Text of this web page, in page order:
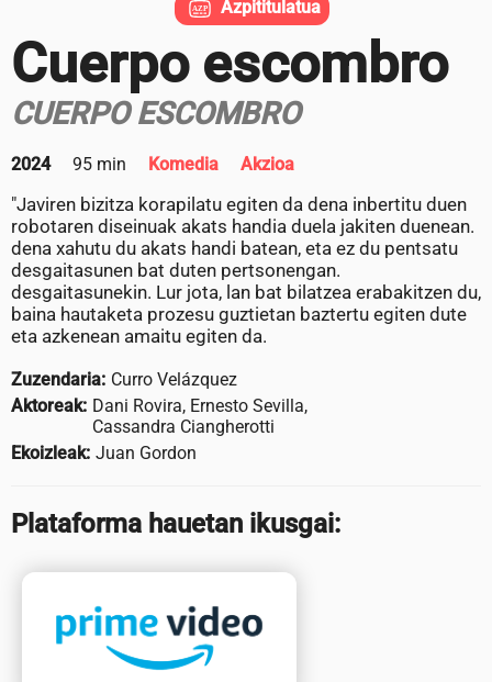
Cuerpo escombro
CUERPO ESCOMBRO
2024 95 min Komedia Akzioa
"Javiren bizitza korapilatu egiten da dena inbertitu duen
robotaren diseinuak akats handia duela jakiten duenean.
dena xahutu du akats handi batean, eta ez du pentsatu
desgaitasunen bat duten pertsonengan.
desgaitasunekin. Lur jota, lan bat bilatzea erabakitzen du,
baina hautaketa prozesu guztietan baztertu egiten dute
eta azkenean amaitu egiten da.
Zuzendaria: Curro Velázquez
Aktoreak: Dani Rovira, Ernesto Sevilla,
Cassandra Ciangherotti
Ekoizleak: Juan Gordon
Plataforma hauetan ikusgai:
Azpititulatua